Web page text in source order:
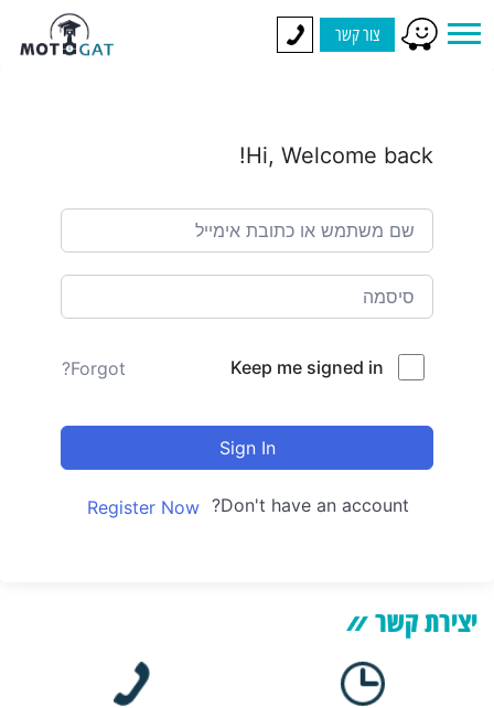
צור קשר
Hi, Welcome back!
Keep me signed in
Forgot?
Sign In
Don't have an account?
Register Now
יצירת קשר